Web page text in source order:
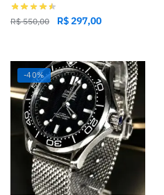
R$550,00 R$297,00
-40%